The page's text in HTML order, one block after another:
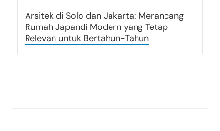
Arsitek di Solo dan Jakarta: Merancang
Rumah Japandi Modern yang Tetap
Relevan untuk Bertahun-Tahun